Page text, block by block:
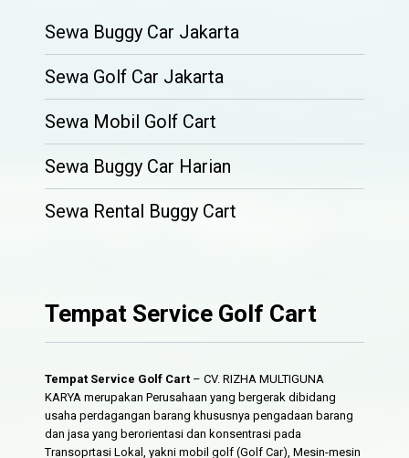
Sewa Buggy Car Jakarta
Sewa Golf Car Jakarta
Sewa Mobil Golf Cart
Sewa Buggy Car Harian
Sewa Rental Buggy Cart
Tempat Service Golf Cart
Tempat Service Golf Cart – CV. RIZHA MULTIGUNA
KARYA merupakan Perusahaan yang bergerak dibidang
usaha perdagangan barang khususnya pengadaan barang
dan jasa yang berorientasi dan konsentrasi pada
Transoprtasi Lokal, yakni mobil golf (Golf Car), Mesin-mesin